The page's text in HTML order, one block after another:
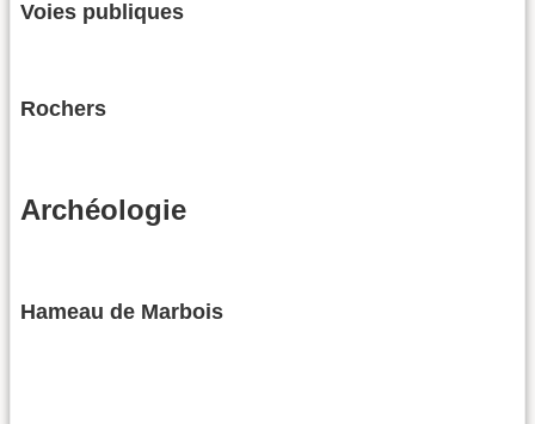
Voies publiques
Rochers
Archéologie
Hameau de Marbois